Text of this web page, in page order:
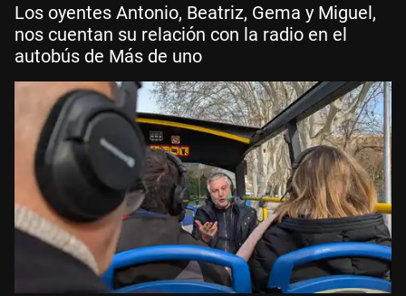
Los oyentes Antonio, Beatriz, Gema y Miguel,
nos cuentan su relación con la radio en el
autobús de Más de uno